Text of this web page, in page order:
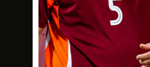
PIEKTDIENA
24SEP
16:00
2021